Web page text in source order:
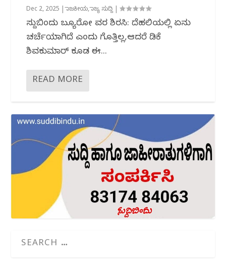
Dec 2, 2025 |ರಾಜಕೀಯ,ರಾಜ್ಯ ಸುದ್ದಿ |
ಸುದ್ದಿಬಿಂದು ಬ್ಯೂರೋ ವರದಿ ಶಿರಸಿ: ದೆಹಲಿಯಲ್ಲಿ ಏನು
ಚರ್ಚೆಯಾಗಿದೆ ಎಂದು ಗೊತ್ತಿಲ್ಲ,ಆದರೆ ಡಿಕೆ
ಶಿವಕುಮಾರ್ ಕೂಡ ಈ...
READ MORE